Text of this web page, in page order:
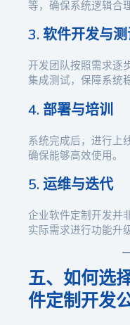
等，确保系统逻辑合理
3. 软件开发与
开发团队按照需求逐
集成测试，保障系统
4. 部署与培训
系统完成后，进行上
确保能够高效使用。
5. 运维与迭代
企业软件定制开发并
实际需求进行功能升
五、如何选
件定制开发